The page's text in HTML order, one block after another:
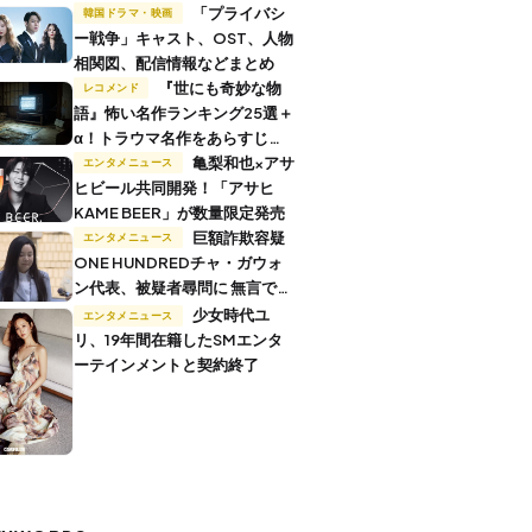
韓国ドラマ・映画
ー戦争」キャスト、OST、人物
相関図、配信情報などまとめ
レコメンド
語』怖い名作ランキング25選＋
α！トラウマ名作をあらすじ付
きで解説
エンタメニュース
ヒビール共同開発！「アサヒ
KAME BEER」が数量限定発売
エンタメニュース
ONE HUNDREDチャ・ガウォ
ン代表、被疑者尋問に 無言で退
廷エンタメニュース
リ、19年間在籍したSMエンタ
ーテインメントと契約終了